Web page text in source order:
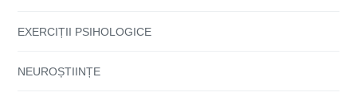
EXERCIȚII PSIHOLOGICE
NEUROȘTIINȚE